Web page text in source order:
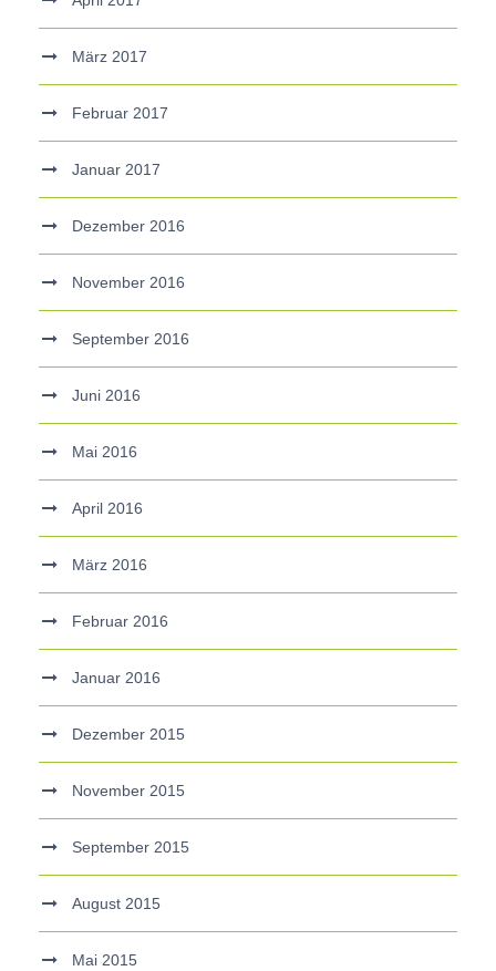
März 2017
Februar 2017
Januar 2017
Dezember 2016
November 2016
September 2016
Juni 2016
Mai 2016
April 2016
März 2016
Februar 2016
Januar 2016
Dezember 2015
November 2015
September 2015
August 2015
Mai 2015